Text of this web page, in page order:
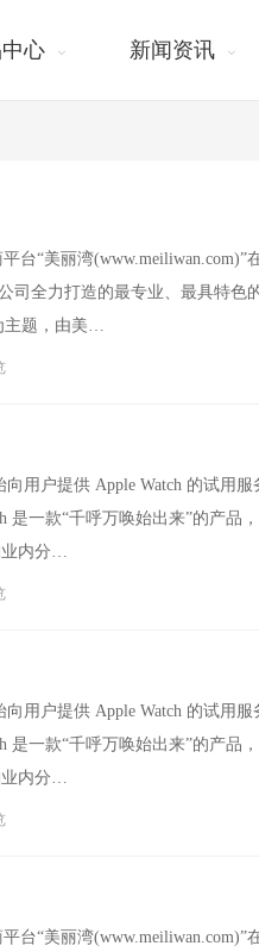
心 新闻资讯
台“美丽湾(www.meiliwan.com)”
司全力打造的最专业、最具特色
主题，由美…
用户提供 Apple Watch 的试用
是一款“千呼万唤始出来”的产品
业内分…
用户提供 Apple Watch 的试用
是一款“千呼万唤始出来”的产品
业内分…
台“美丽湾(www.meiliwan.com)”